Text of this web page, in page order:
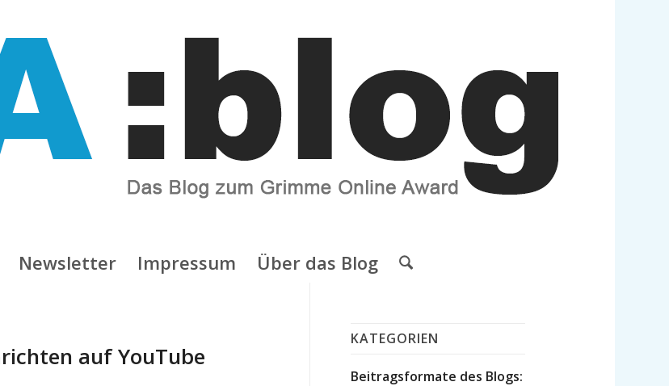
Newsletter Impressum Über das Blog
auf YouTube
KATEGORIEN
Beitragsformate des Blogs: